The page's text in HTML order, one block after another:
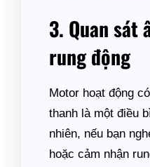
3. Quan sát
rung động
Motor hoạt động
thanh là một điều
nhiên, nếu bạn
hoặc cảm nhận